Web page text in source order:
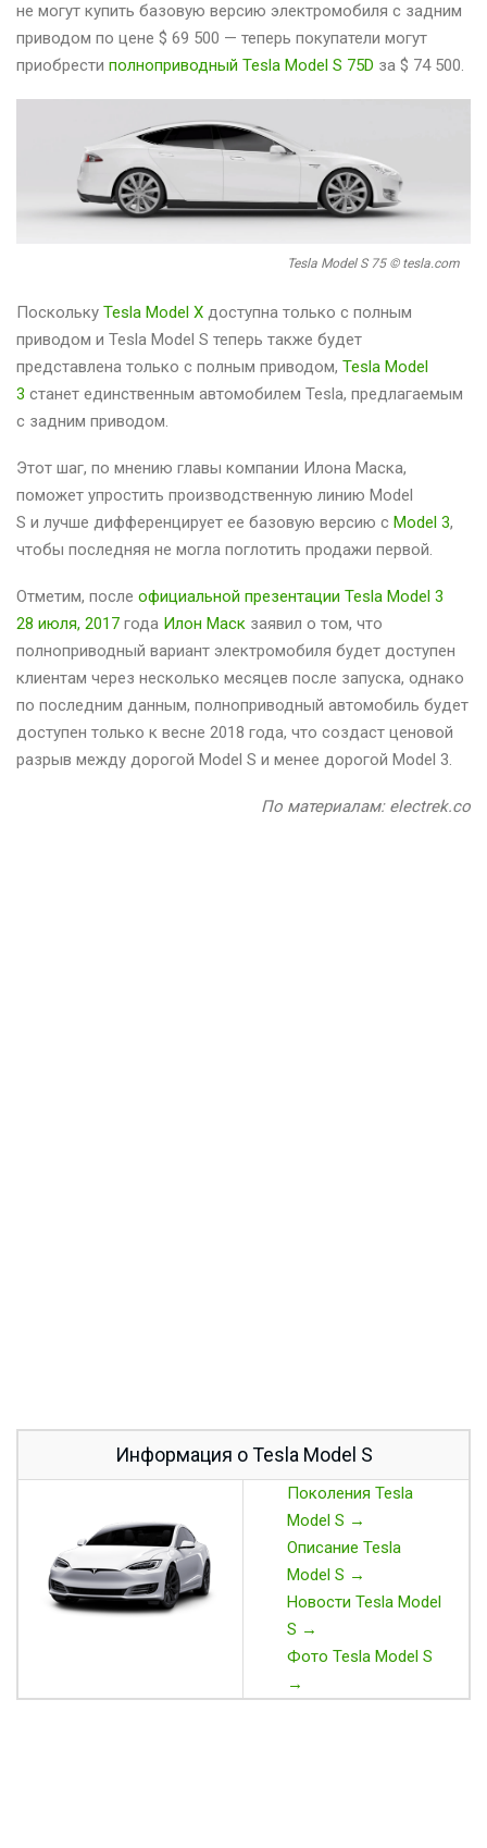
не могут купить базовую версию электромобиля с задним
приводом по цене $ 69 500 — теперь покупатели могут
приобрести полноприводный Tesla Model S 75D за $ 74 500.
Tesla Model S 75 © tesla.com
Поскольку Tesla Model X доступна только с полным
приводом и Tesla Model S теперь также будет
представлена только с полным приводом, Tesla Model
3 станет единственным автомобилем Tesla, предлагаемым
с задним приводом.
Этот шаг, по мнению главы компании Илона Маска,
поможет упростить производственную линию Model
S и лучше дифференцирует ее базовую версию с Model 3,
чтобы последняя не могла поглотить продажи первой.
Отметим, после официальной презентации Tesla Model 3
28 июля, 2017 года Илон Маск заявил о том, что
полноприводный вариант электромобиля будет доступен
клиентам через несколько месяцев после запуска, однако
по последним данным, полноприводный автомобиль будет
доступен только к весне 2018 года, что создаст ценовой
разрыв между дорогой Model S и менее дорогой Model 3.
По материалам: electrek.co
Информация о Tesla Model S
Поколения Tesla
Model S →
Описание Tesla
Model S →
Новости Tesla Model
S →
Фото Tesla Model S
→